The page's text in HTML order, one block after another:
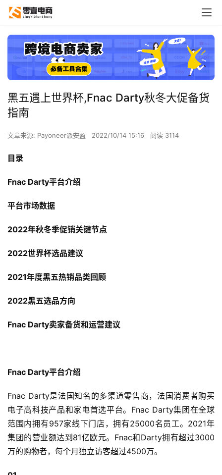
黑五遇上世界杯,Fnac Darty秋冬大促备货
指南
文章来源: Payoneer派安盈 2022/10/14 15:16 阅读 3114
目录
Fnac Darty平台介绍
平台市场数据
2022年秋冬季促销关键节点
2022世界杯选品建议
2021年度黑五热销品类回顾
2022黑五选品方向
Fnac Darty卖家备货和运营建议
Fnac Darty平台介绍
Fnac Darty是法国知名的多渠道零售商，法国消费者购买
电子高科技产品和家电首选平台。Fnac Darty集团在全球
范围内拥有957家线下门店，拥有25000名员工。2021年
集团的营业额达到81亿欧元。Fnac和Darty拥有超过3000
万的购物者，每个月独立访客超过4500万。